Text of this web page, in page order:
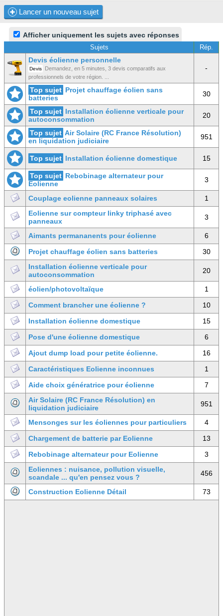
Lancer un nouveau sujet
Afficher uniquement les sujets avec réponses
Sujets Rép.
Devis éolienne personnelle
Devis
Demandez, en 5 minutes, 3 devis comparatifs aux
professionnels de votre région. ...
-
Top sujet Projet chauffage éolien sans
batteries
30
Top sujet Installation éolienne verticale pour
autoconsommation
20
Top sujet Air Solaire (RC France Résolution)
en liquidation judiciaire
951
Top sujet Installation éolienne domestique 15
Top sujet Rebobinage alternateur pour
Eolienne
3
Couplage eolienne panneaux solaires
1
Eolienne sur compteur linky triphasé avec
panneaux
3
Aimants permananents pour éolienne
6
Projet chauffage éolien sans batteries
30
Installation éolienne verticale pour
autoconsommation
20
éolien/photovoltaïque
1
Comment brancher une éolienne ?
10
Installation éolienne domestique
15
Pose d'une éolienne domestique
6
Ajout dump load pour petite éolienne.
16
Caractéristiques Eolienne inconnues
1
Aide choix génératrice pour éolienne
7
Air Solaire (RC France Résolution) en
liquidation judiciaire
951
Mensonges sur les éoliennes pour particuliers
4
Chargement de batterie par Eolienne
13
Rebobinage alternateur pour Eolienne
3
Eoliennes : nuisance, pollution visuelle,
scandale ... qu'en pensez vous ?
456
Construction Eolienne Détail 73